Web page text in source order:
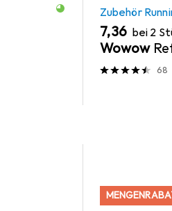
Zubehör
EUR
7,36 bei 2
Wowow
68